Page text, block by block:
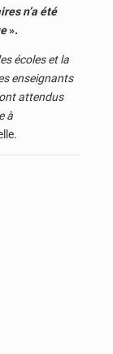
n’a été
».
écoles et la
enseignants
attendus
à